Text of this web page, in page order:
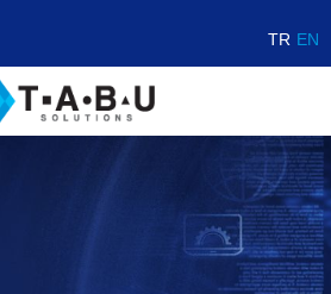
TR EN
Kümelenme, İnovasyon, Proje